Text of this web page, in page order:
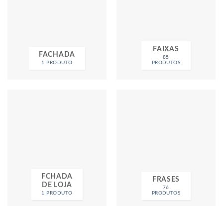
FACHADA
1 PRODUTO
FAIXAS
85
PRODUTOS
FCHADA
DE LOJA
1 PRODUTO
FRASES
76
PRODUTOS